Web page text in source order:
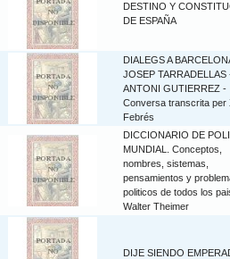
DESTINO Y
DE ESPAÑA
DIALEGS A
JOSEP TARRADELLAS
ANTONI GUTIERREZ -
Conversa transcrita per
Febrés
DICCIONARIO DE
MUNDIAL. Conceptos,
nombres, sistemas,
pensamientos y
politicos de todos los
Walter Theimer
DIJE SIENDO